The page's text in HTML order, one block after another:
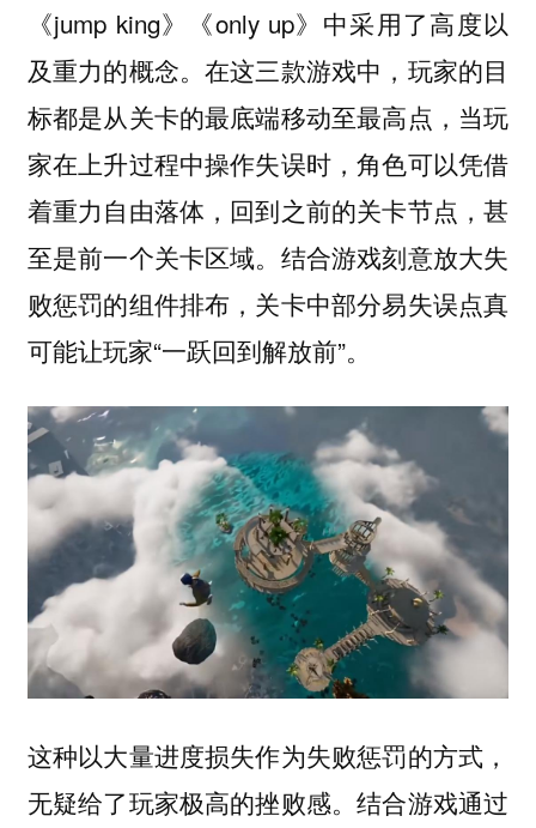
《jump king》《only up》中采用了高度以
及重力的概念。在这三款游戏中，玩家的目
标都是从关卡的最底端移动至最高点，当玩
家在上升过程中操作失误时，角色可以凭借
着重力自由落体，回到之前的关卡节点，甚
至是前一个关卡区域。结合游戏刻意放大失
败惩罚的组件排布，关卡中部分易失误点真
可能让玩家“一跃回到解放前”。
这种以大量进度损失作为失败惩罚的方式，
无疑给了玩家极高的挫败感。结合游戏通过